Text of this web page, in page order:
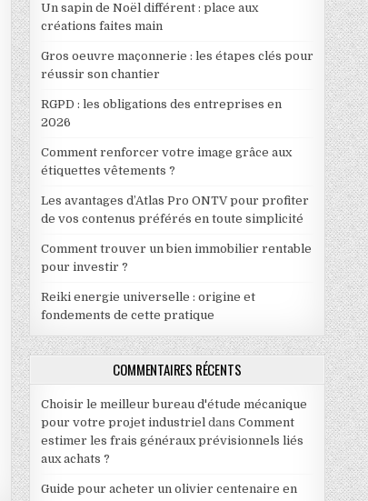
Un sapin de Noël différent : place aux
créations faites main
Gros oeuvre maçonnerie : les étapes clés pour
réussir son chantier
RGPD : les obligations des entreprises en
2026
Comment renforcer votre image grâce aux
étiquettes vêtements ?
Les avantages d’Atlas Pro ONTV pour profiter
de vos contenus préférés en toute simplicité
Comment trouver un bien immobilier rentable
pour investir ?
Reiki energie universelle : origine et
fondements de cette pratique
COMMENTAIRES RÉCENTS
Choisir le meilleur bureau d'étude mécanique
pour votre projet industrieldans Comment
estimer les frais généraux prévisionnels liés
aux achats ?
Guide pour acheter un olivier centenaire en